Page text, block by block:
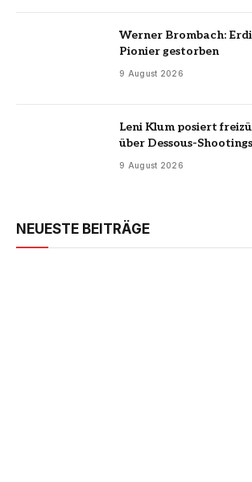
Werner Brombach:
Pionier gestorben
9 August 2026
Leni Klum posiert
über Dessous-Shootings
9 August 2026
NEUESTE BEITRÄGE